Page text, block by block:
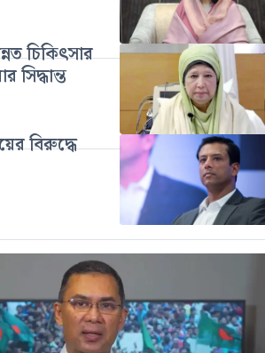
চিকিৎসার
সিদ্ধান্ত
বিরুদ্ধে